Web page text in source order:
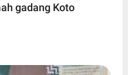
gadang Koto